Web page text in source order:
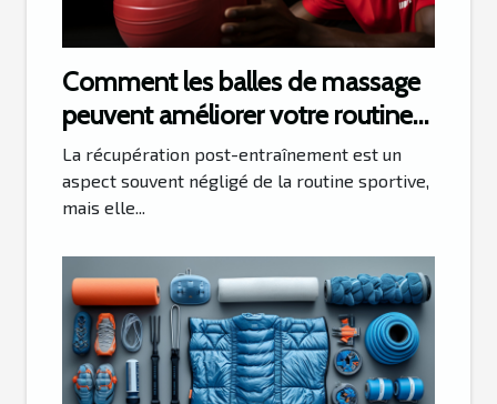
Comment les balles de massage
peuvent améliorer votre routine
de récupération après
l'entraînement
La récupération post-entraînement est un
aspect souvent négligé de la routine sportive,
mais elle...